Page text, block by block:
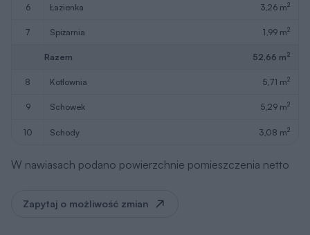
6 łazienka 3,26 m2
7 spiżarnia 1,99 m2
Razem 52,66 m2
8 kotłownia 5,71 m2
9 schowek 5,29 m2
10 schody 3,08 m2
W nawiasach podano powierzchnie pomieszczenia netto
Zapytaj o możliwość zmian